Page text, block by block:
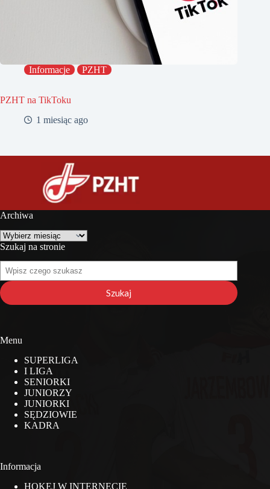
Informacje PZHT
PZHT na TikToku
1 miesiąc ago
Archiwa
Archiwa
Szukaj na stronie
Szukaj
na
stronie
Szukaj
Menu
SUPERLIGA
I LIGA
SENIORKI
JUNIORZY
JUNIORKI
SĘDZIOWIE
KADRA
Informacja
HOKEJ W INTERNECIE